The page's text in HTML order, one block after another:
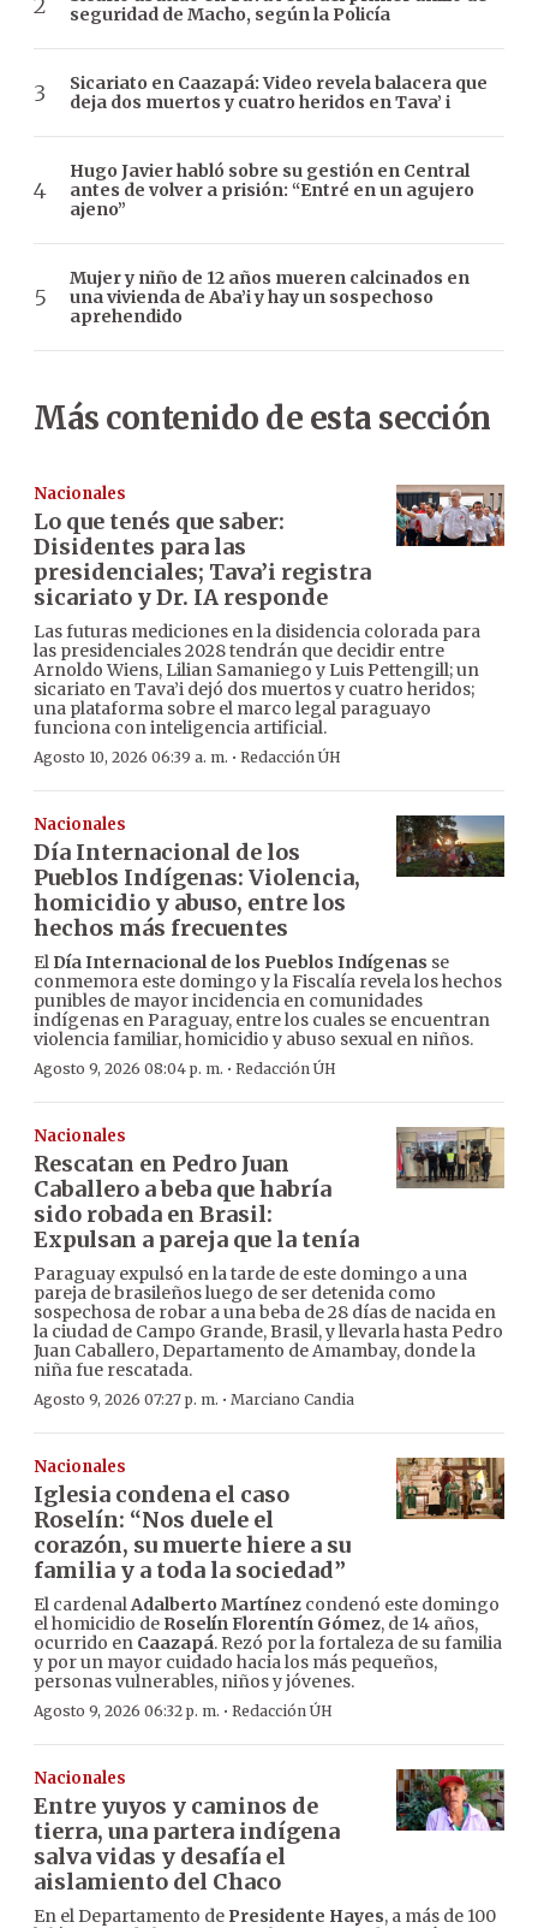
seguridad de Macho, según la Policía
Sicariato en Caazapá: Video revela balacera que
deja dos muertos y cuatro heridos en Tava’ i
Hugo Javier habló sobre su gestión en Central
antes de volver a prisión: “Entré en un agujero
ajeno”
Mujer y niño de 12 años mueren calcinados en
una vivienda de Aba’i y hay un sospechoso
aprehendido
Más contenido de esta sección
Nacionales
Lo que tenés que saber:
Disidentes para las
presidenciales; Tava’i registra
sicariato y Dr. IA responde
Las futuras mediciones en la disidencia colorada para
las presidenciales 2028 tendrán que decidir entre
Arnoldo Wiens, Lilian Samaniego y Luis Pettengill; un
sicariato en Tava’i dejó dos muertos y cuatro heridos;
una plataforma sobre el marco legal paraguayo
funciona con inteligencia artificial.
Agosto 10, 2026 06:39 a. m. · Redacción ÚH
Nacionales
Día Internacional de los
Pueblos Indígenas: Violencia,
homicidio y abuso, entre los
hechos más frecuentes
El Día Internacional de los Pueblos Indígenas se
conmemora este domingo y la Fiscalía revela los hechos
punibles de mayor incidencia en comunidades
indígenas en Paraguay, entre los cuales se encuentran
violencia familiar, homicidio y abuso sexual en niños.
Agosto 9, 2026 08:04 p. m. · Redacción ÚH
Nacionales
Rescatan en Pedro Juan
Caballero a beba que habría
sido robada en Brasil:
Expulsan a pareja que la tenía
Paraguay expulsó en la tarde de este domingo a una
pareja de brasileños luego de ser detenida como
sospechosa de robar a una beba de 28 días de nacida en
la ciudad de Campo Grande, Brasil, y llevarla hasta Pedro
Juan Caballero, Departamento de Amambay, donde la
niña fue rescatada.
Agosto 9, 2026 07:27 p. m. · Marciano Candia
Nacionales
Iglesia condena el caso
Roselín: “Nos duele el
corazón, su muerte hiere a su
familia y a toda la sociedad”
El cardenalAdalberto Martínez condenó este domingo
el homicidio de Roselín Florentín Gómez, de 14 años,
ocurrido en Caazapá. Rezó por la fortaleza de su familia
y por un mayor cuidado hacia los más pequeños,
personas vulnerables, niños y jóvenes.
Agosto 9, 2026 06:32 p. m. · Redacción ÚH
Nacionales
Entre yuyos y caminos de
tierra, una partera indígena
salva vidas y desafía el
aislamiento del Chaco
En el Departamento de Presidente Hayes, a más de 100